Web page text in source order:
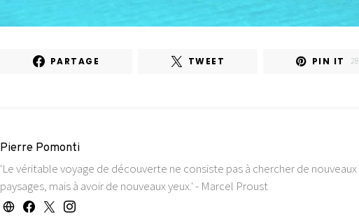
PARTAGE TWEET PIN IT 28
Pierre Pomonti
'Le véritable voyage de découverte ne consiste pas à chercher de nouveaux
paysages, mais à avoir de nouveaux yeux.' - Marcel Proust